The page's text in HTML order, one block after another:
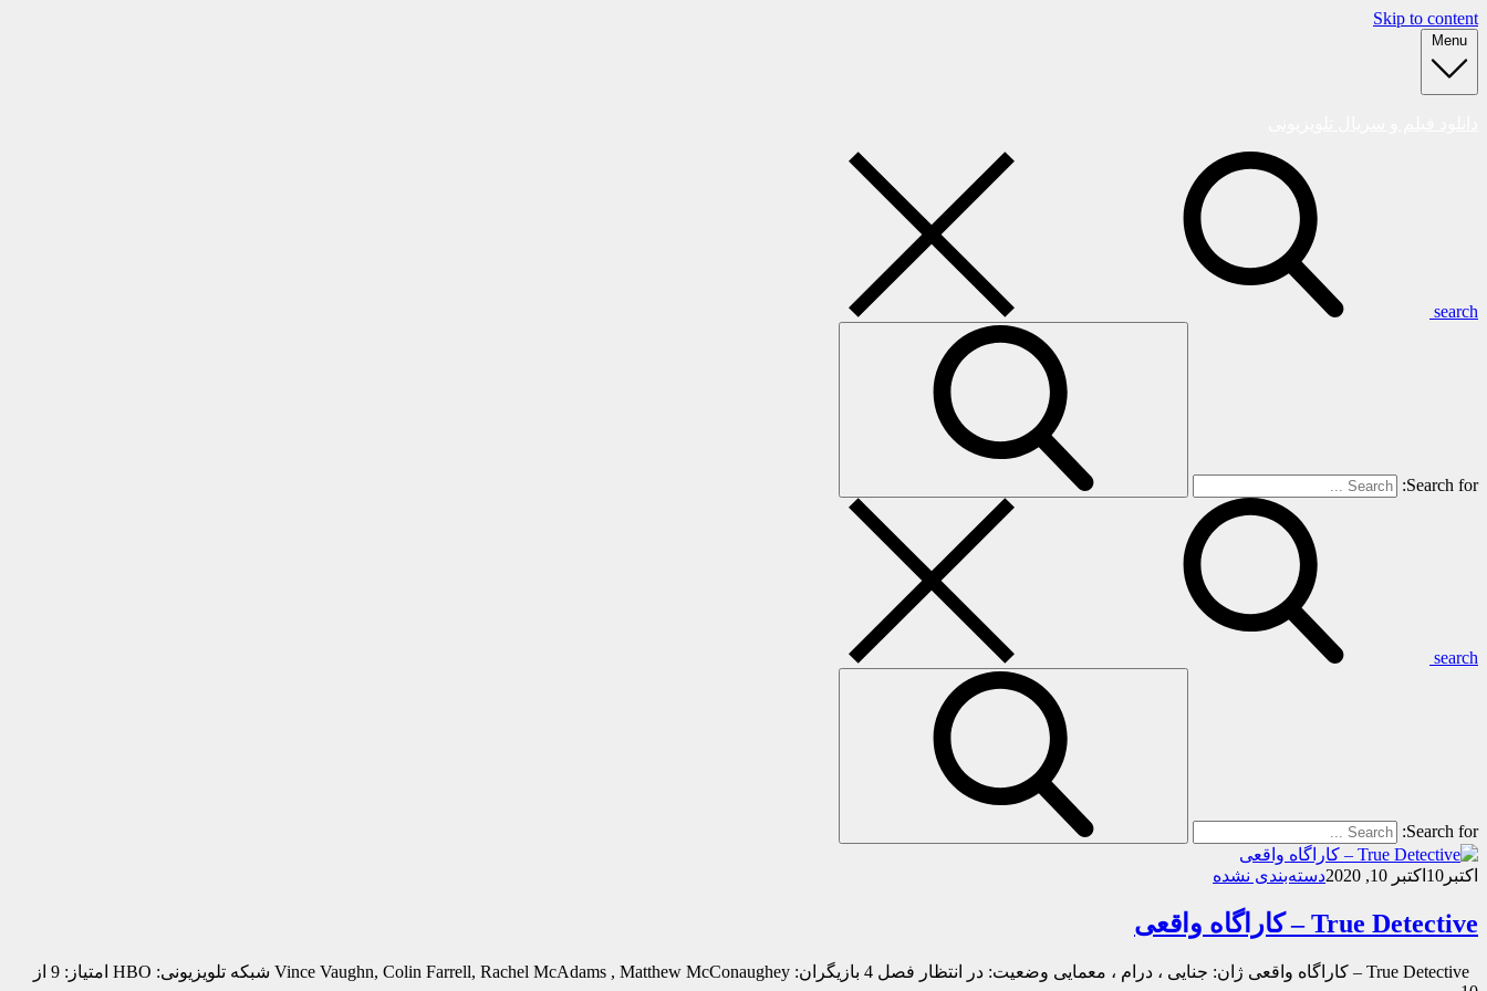
Skip to content
Menu
search
Search for:
search
Search for:
اکتبر 10 اکتبر 10, 2020 دسته‌بندی نشده
True Detective – کاراگاه واقعی
True Detective – کاراگاه واقعی ژان: جنایی ، درام ، معمایی وضعیت: در انتظار فصل 4 بازیگران: Vince Vaughn, Colin Farrell, Rachel McAdams , Matthew McConaughey شبکه تلویزیونی: HBO امتیاز: 9 از